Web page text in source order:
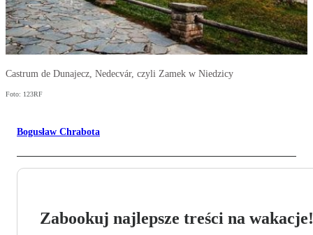
Castrum de Dunajecz, Nedecvár, czyli Zamek w Niedzicy
Foto: 123RF
Bogusław Chrabota
Zabookuj najlepsze treści na wakacje!